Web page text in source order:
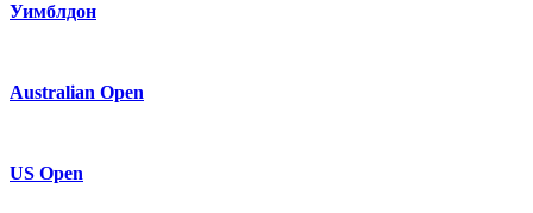
Уимблдон
Australian Open
US Open